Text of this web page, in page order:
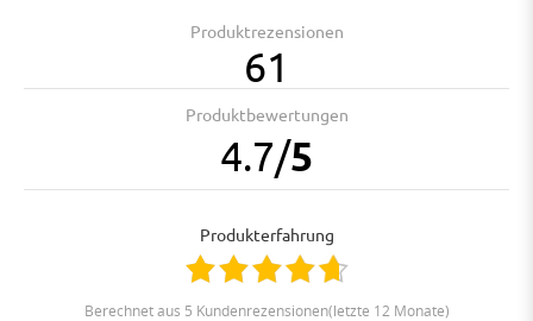
Produktrezensionen
61
Produktbewertungen
4.7/5
Produkterfahrung
berechnet aus 5 Kundenrezensionen(letzte 12 Monate)